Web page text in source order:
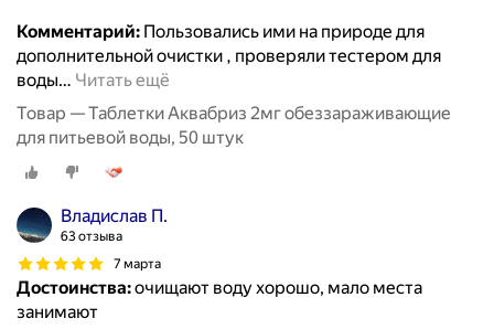
Комментарий: Пользовались ими на природе для
дополнительной очистки , проверяли тестером для
воды… Читать ещё
Товар — Таблетки Аквабриз 2мг обеззараживающие
для питьевой воды, 50 штук
Владислав П.
63 отзыва
7 марта
Достоинства:очищают воду хорошо, мало места
занимают